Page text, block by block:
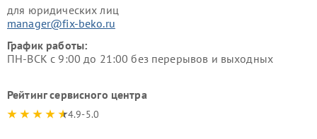
для юридических лиц
manager@fix-beko.ru
График работы:
ПН-ВСК с 9:00 до 21:00 без перерывов и выходных
Рейтинг сервисного центра
4.9-5.0